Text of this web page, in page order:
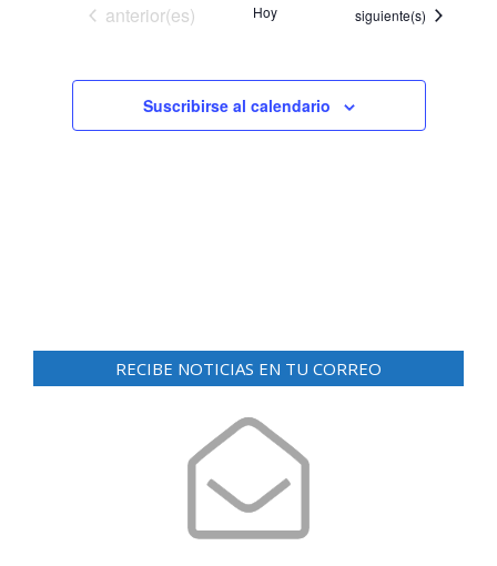
Eventos
anterior(es) Hoy Eventos
siguiente(s)
Suscribirse al calendario
RECIBE NOTICIAS EN TU CORREO